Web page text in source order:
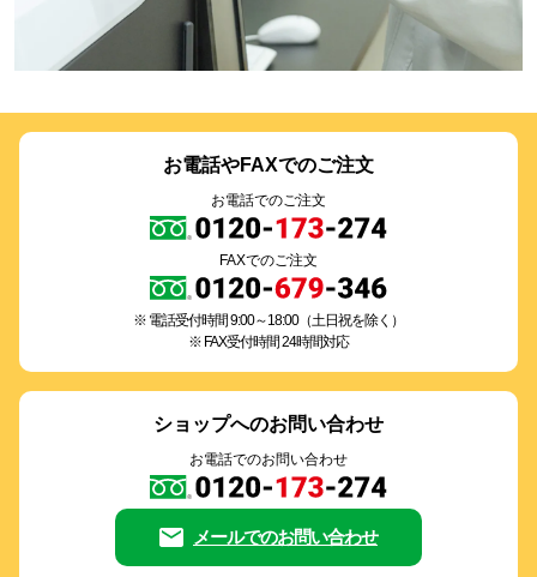
お電話やFAXでのご注文
お電話でのご注文
FAXでのご注文
電話受付時間 9:00～18:00（土日祝を除く）
FAX受付時間 24時間対応
ショップへのお問い合わせ
お電話でのお問い合わせ
メールでのお問い合わせ